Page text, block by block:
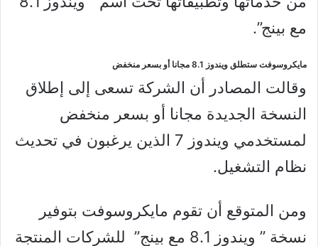
مع بينج”.
مايكروسوفت ستطلق ويندوز 8.1 مجانا أو بسعر منخفض
وقالت المصادر أن الشركة تسعى إلى إطلاق
النسخة الجديدة مجانا أو بسعر منخفض
لمستخدمي ويندوز 7 الذين يرغبون في تحديث
نظام التشغيل.
ومن المتوقع أن تقوم مايكروسوفت بتوفير
نسخة ” ويندوز 8.1 مع بينج” للشركات المنتجة